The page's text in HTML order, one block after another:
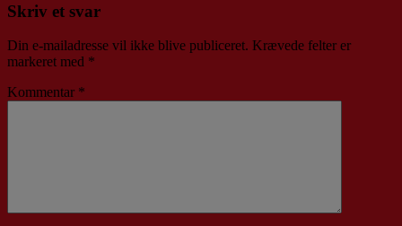
Skriv et svar
Din e-mailadresse vil ikke blive publiceret. Krævede felter er
markeret med *
Kommentar *